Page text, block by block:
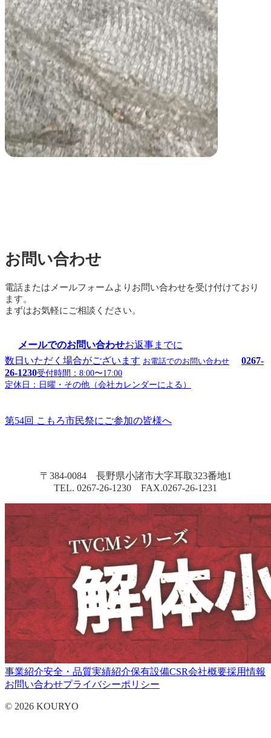
お問い合わせ
電話またはメールフォームよりお問い合わせを受け付けており
ます。
まずはお気軽にご相談ください。
メールでのお問い合わせお返事までに
数日いただく場合がございます お電話でのお問い合わせ
0267-
26-1230受付時間：8:00〜17:00
定休日：日曜・その他（会社カレンダーによる）
第54回 こもろ市民祭にご参加の皆様へ
〒384-0084 長野県小諸市大字耳取323番地1
TEL. 0267-26-1230 FAX.0267-26-1231
事業紹介安全・品質実績紹介保有設備CSR会社概要採用情報
お問い合わせプライバシーポリシー
© 2026 KOURYO